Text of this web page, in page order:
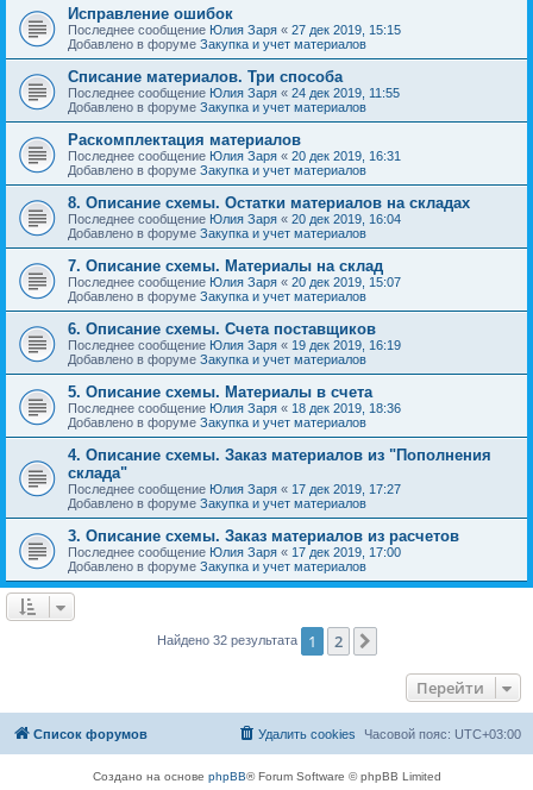
Исправление ошибок
Последнее сообщение Юлия Заря « 27 дек 2019, 15:15
Добавлено в форуме Закупка и учет материалов
Списание материалов. Три способа
Последнее сообщение Юлия Заря « 24 дек 2019, 11:55
Добавлено в форуме Закупка и учет материалов
Раскомплектация материалов
Последнее сообщение Юлия Заря « 20 дек 2019, 16:31
Добавлено в форуме Закупка и учет материалов
8. Описание схемы. Остатки материалов на складах
Последнее сообщение Юлия Заря « 20 дек 2019, 16:04
Добавлено в форуме Закупка и учет материалов
7. Описание схемы. Материалы на склад
Последнее сообщение Юлия Заря « 20 дек 2019, 15:07
Добавлено в форуме Закупка и учет материалов
6. Описание схемы. Счета поставщиков
Последнее сообщение Юлия Заря « 19 дек 2019, 16:19
Добавлено в форуме Закупка и учет материалов
5. Описание схемы. Материалы в счета
Последнее сообщение Юлия Заря « 18 дек 2019, 18:36
Добавлено в форуме Закупка и учет материалов
4. Описание схемы. Заказ материалов из "Пополнения
склада"
Последнее сообщение Юлия Заря « 17 дек 2019, 17:27
Добавлено в форуме Закупка и учет материалов
3. Описание схемы. Заказ материалов из расчетов
Последнее сообщение Юлия Заря « 17 дек 2019, 17:00
Добавлено в форуме Закупка и учет материалов
Найдено 32 результата 1 2
Перейти
Список форумов Часовой пояс: UTC+03:00
Удалить cookies
Создано на основе phpBB® Forum Software © phpBB Limited